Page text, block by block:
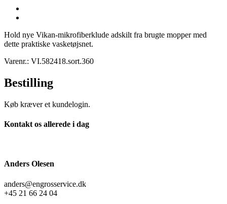
Hold nye Vikan-mikrofiberklude adskilt fra brugte mopper med
dette praktiske vasketøjsnet.
Varenr.: VI.582418.sort.360
Bestilling
Køb kræver et kundelogin.
Kontakt os allerede i dag
Anders Olesen
anders@engrosservice.dk
+45 21 66 24 04